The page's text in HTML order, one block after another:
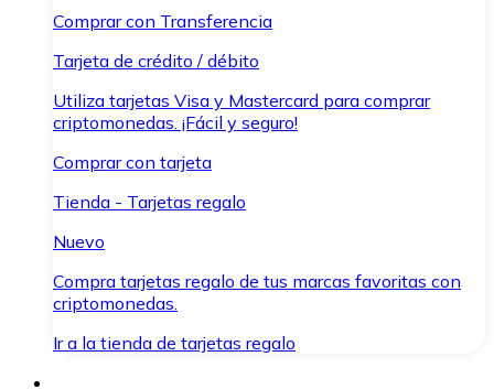
Comprar con Transferencia
Tarjeta de crédito / débito
Utiliza tarjetas Visa y Mastercard para comprar
criptomonedas. ¡Fácil y seguro!
Comprar con tarjeta
Tienda - Tarjetas regalo
Nuevo
Compra tarjetas regalo de tus marcas favoritas con
criptomonedas.
Ir a la tienda de tarjetas regalo